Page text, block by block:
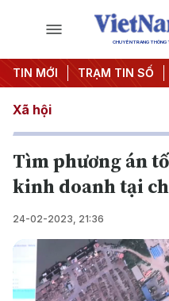
CHUYÊN TRANG THÔNG
TIN MỚI TRẠM TIN SỐ
3 #Đưa Nghị quyết
Xã hội
Tìm phương án
kinh doanh tại
24-02-2023, 21:36